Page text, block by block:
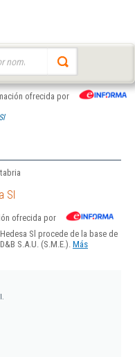
ofrecida por
Sl
ofrecida por
Sl procede de la base de
S.A.U. (S.M.E.). Más